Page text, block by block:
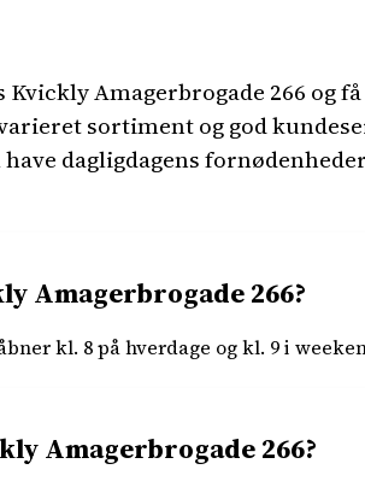
Amagerbrogade 266 og
sortiment og god
dagligdagens
Amagerbrogade 266?
kl. 8 på hverdage og kl. 9 i
Amagerbrogade 266?